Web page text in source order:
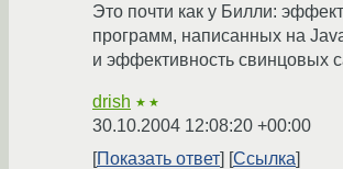
Это почти как у Билли:
программ, написанных на
и эффективность свинцовых
drish ★★
30.10.2004 12:08:20 +00:00
Показать ответ
Ссылка